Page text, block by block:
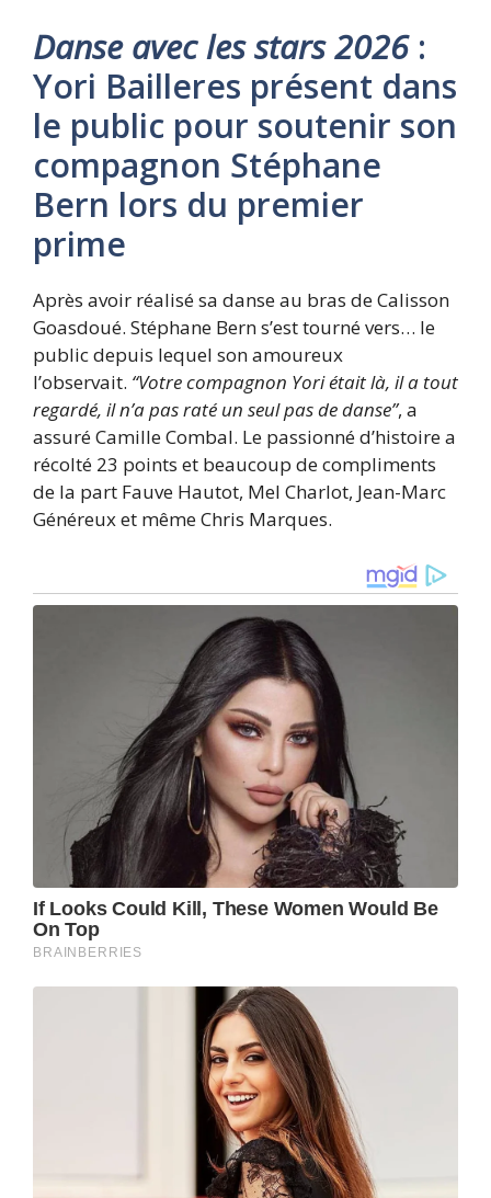
Danse avec les stars 2026 :
Yori Bailleres présent dans
le public pour soutenir son
compagnon Stéphane
Bern lors du premier
prime
Après avoir réalisé sa danse au bras de Calisson
Goasdoué. Stéphane Bern s’est tourné vers… le
public depuis lequel son amoureux
l’observait. “Votre compagnon Yori était là, il a tout
regardé, il n’a pas raté un seul pas de danse”, a
assuré Camille Combal. Le passionné d’histoire a
récolté 23 points et beaucoup de compliments
de la part Fauve Hautot, Mel Charlot, Jean-Marc
Généreux et même Chris Marques.